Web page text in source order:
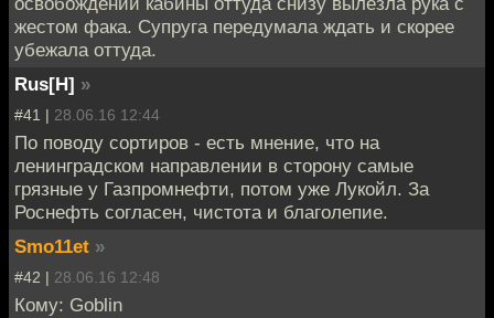
жестом фака. Супруга передумала ждать и скорее
убежала оттуда.
Rus[H] »
#41 | 28.06.16 12:44
По поводу сортиров - есть мнение, что на
ленинградском направлении в сторону самые
грязные у Газпромнефти, потом уже Лукойл. За
Роснефть согласен, чистота и благолепие.
Smo11et »
#42 | 28.06.16 12:48
Кому: Goblin